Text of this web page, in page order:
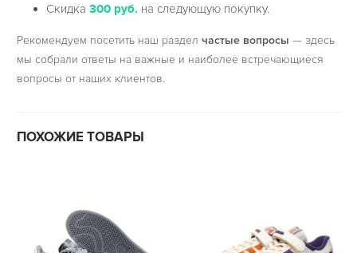
Скидка300 руб. на следующую покупку.
Рекомендуем посетить наш раздел частые вопросы — здесь
мы собрали ответы на важные и наиболее встречающиеся
вопросы от наших клиентов.
ПОХОЖИЕ ТОВАРЫ